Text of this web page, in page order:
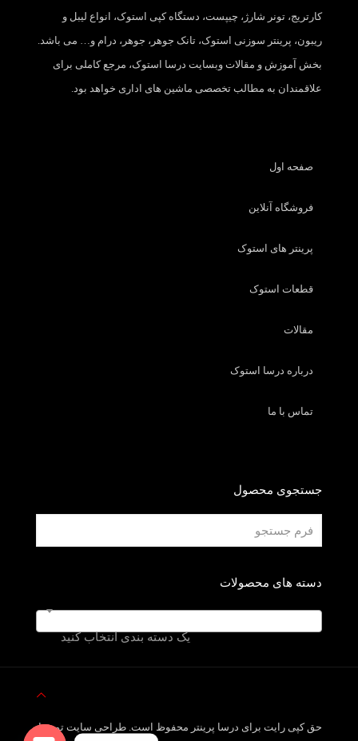
کارتریج، تونر شارژ، چیپست، دستگاه کپی استوک، انواع لیبل و
ریبون، پرینتر سوزنی استوک، تانک جوهر، جوهر، درام و… می باشد.
بخش آموزش و مقالات وبسایت درسا استوک، مرجع کاملی برای
علاقمندان به مطالب تخصصی ماشین های اداری خواهد بود.
صفحه اول
فروشگاه آنلاین
پرینتر های استوک
قطعات استوک
مقالات
درباره درسا استوک
تماس با ما
جستجوی محصول
دسته های محصولات
یک دسته بندی انتخاب کنید
حق کپی رایت برای درسا پرینتر محفوظ است. طراحی سایت توسط